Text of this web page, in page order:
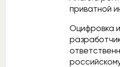
приватной
Оцифровка